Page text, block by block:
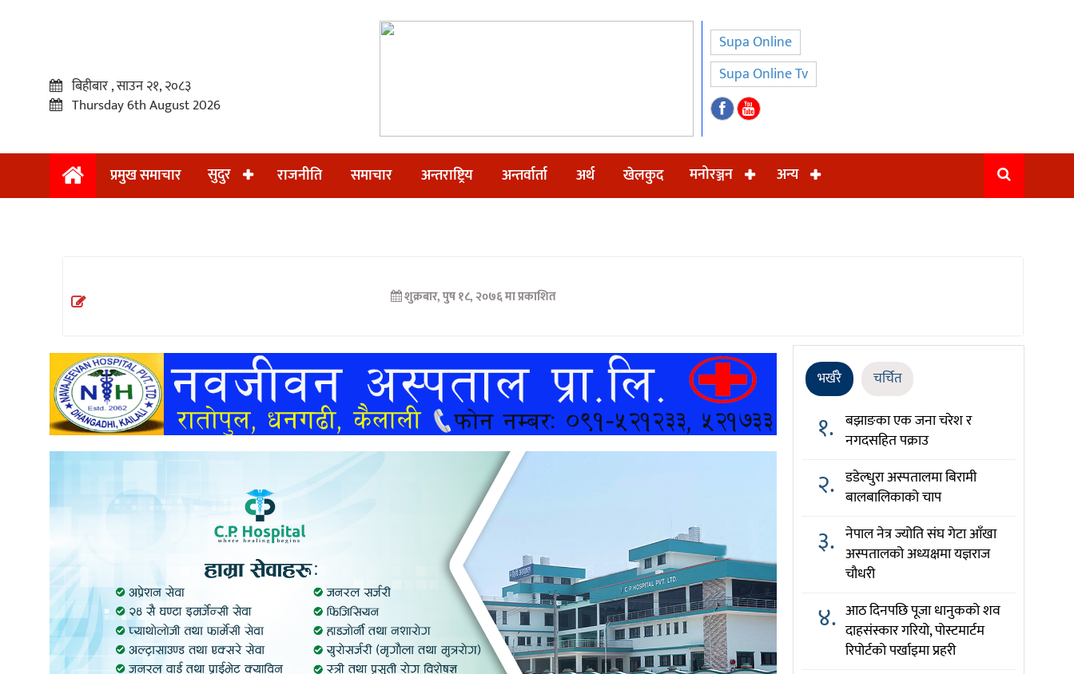
प्रमुख
अन्तराष्ट्रिय
अन्तर्वार्ता
खेलकुद
बिहीबार , साउन २१, २०८३
Thursday 6th August 2026
Supa Online
Supa Online Tv
प्रमुख समाचार सुदुर राजनीति समाचार अन्तराष्ट्रिय अन्तर्वार्ता अर्थ खेलकुद मनोरञ्जन अन्य
शुक्रबार, पुष १८, २०७६ मा प्रकाशित
भर्खरै चर्चित
१. बझाङका एक जना चरेश र
नगदसहित पक्राउ
२. डडेल्धुरा अस्पतालमा बिरामी
बालबालिकाको चाप
३. नेपाल नेत्र ज्योति संघ गेटा आँखा
अस्पतालको अध्यक्षमा यज्ञराज
चौधरी
४. आठ दिनपछि पूजा धानुकको शव
दाहसंस्कार गरियो, पोस्टमार्टम
रिपोर्टको पर्खाइमा प्रहरी